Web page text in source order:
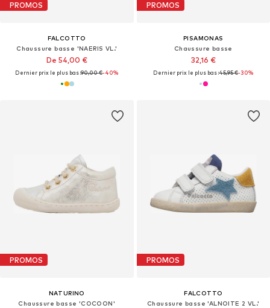
PROMOS
FALCOTTO
Chaussure basse 'NAERIS VL.'
De 54,00 €
Dernier prix le plus bas :90,00 €-40%
PROMOS
PISAMONAS
Chaussure basse
32,16 €
Dernier prix le plus bas :45,95 €-30%
PROMOS
NATURINO
Chaussure basse 'COCOON'
PROMOS
FALCOTTO
Chaussure basse 'ALNOITE 2 VL.'